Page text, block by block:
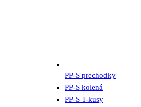
PP-S prechodky
PP-S kolená
PP-S T-kusy